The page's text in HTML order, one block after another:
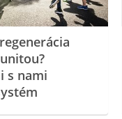
s nami